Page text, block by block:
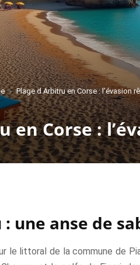
Plage d Arbitru en Corse : l’évasion
en Corse :
: une anse de
le littoral de la commune de